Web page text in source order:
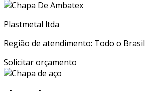
Plastmetal ltda
Região de atendimento: Todo o Brasil
Solicitar orçamento